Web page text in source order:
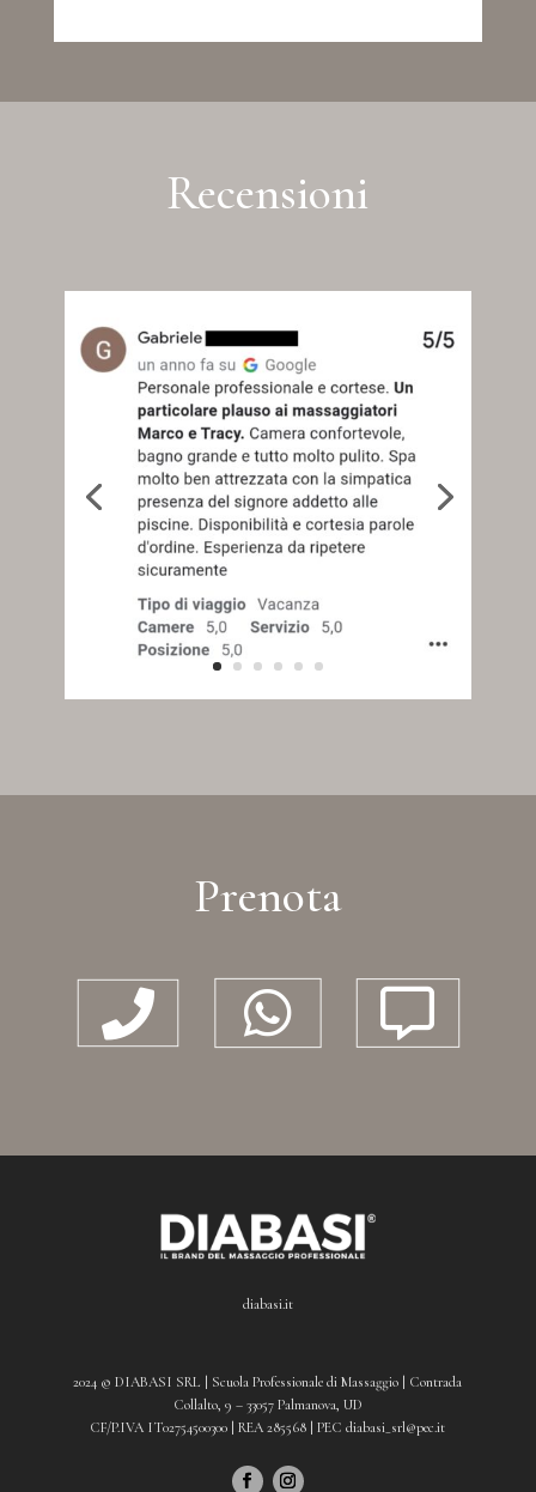
Recensioni
Prenota
  
diabasi.it
2024 © DIABASI SRL | Scuola Professionale di Massaggio | Contrada
Collalto, 9 – 33057 Palmanova, UD
CF/P.IVA IT02754500300 | REA 285568 | PEC diabasi_srl@pec.it